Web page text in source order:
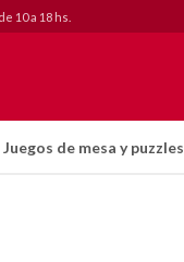
Juegos de mesa y puzzles
10 a 18 hs.